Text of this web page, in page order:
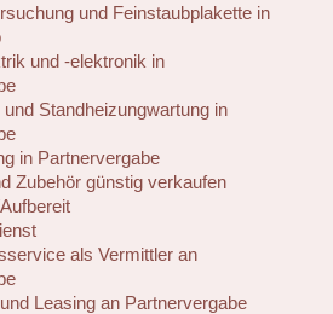
und Feinstaubplakette in
und -elektronik in
Standheizungwartung in
in Partnervergabe
Zubehör günstig verkaufen
als Vermittler an
Leasing an Partnervergabe